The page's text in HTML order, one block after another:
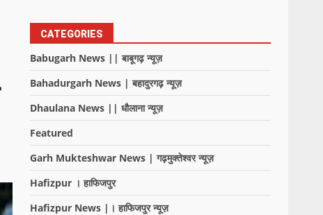
CATEGORIES
Babugarh News || बाबूगढ़ न्यूज़
Bahadurgarh News | बहादुरगढ़ न्यूज़
Dhaulana News || धौलाना न्यूज़
Featured
Garh Mukteshwar News | गढ़मुक्तेश्वर न्यूज़
Hafizpur । हाफिजपुर
Hafizpur News |। हाफिजपुर न्यूज़